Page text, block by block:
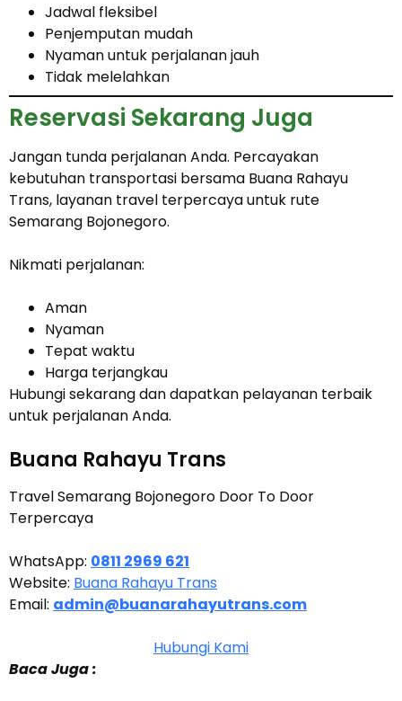
Jadwal fleksibel
Penjemputan mudah
Nyaman untuk perjalanan jauh
Tidak melelahkan
Reservasi Sekarang Juga
Jangan tunda perjalanan Anda. Percayakan
kebutuhan transportasi bersama Buana Rahayu
Trans, layanan travel terpercaya untuk rute
Semarang Bojonegoro.
Nikmati perjalanan:
Aman
Nyaman
Tepat waktu
Harga terjangkau
Hubungi sekarang dan dapatkan pelayanan terbaik
untuk perjalanan Anda.
Buana Rahayu Trans
Travel Semarang Bojonegoro Door To Door
Terpercaya
WhatsApp: 0811 2969 621
Website: Buana Rahayu Trans
Email: admin@buanarahayutrans.com
Hubungi Kami
Baca Juga :